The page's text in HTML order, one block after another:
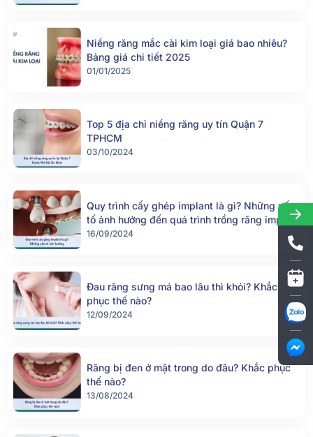
Niềng răng mắc cài kim loại giá bao nhiêu?
Bảng giá chi tiết 2025
01/01/2025
Top 5 địa chỉ niềng răng uy tín Quận 7
TPHCM
03/10/2024
Quy trình cấy ghép implant là gì? Những yếu
tố ảnh hưởng đến quá trình trồng răng implant
16/09/2024
Đau răng sưng má bao lâu thì khỏi? Khắc
phục thế nào?
12/09/2024
Răng bị đen ở mặt trong do đâu? Khắc phục
thế nào?
13/08/2024